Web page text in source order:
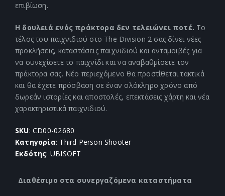
επιβίωση.
Η δουλειά ενός πράκτορα δεν τελειώνει ποτέ. Το
τέλος του παιχνιδιού στο The Division 2 σας δίνει νέες
προκλήσεις, καταστάσεις παιχνιδιού και ανταμοιβές για
να συνεχίσετε το παιχνίδι και να αναβαθμίσετε τον
πράκτορα σας. Νέο περιεχόμενο θα προστίθεται τακτικά
και θα έχετε πρόσβαση σε έναν ολόκληρο χρόνο από
δωρεάν ιστορίες και αποστολές, επεκτάσεις χάρτη και νέα
χαρακτηριστικά παιχνιδιού.
SKU: CD00-02680
Κατηγορία: Third Person Shooter
Εκδότης: UBISOFT
Διαθέσιμο στα συνεργαζόμενα καταστήματα